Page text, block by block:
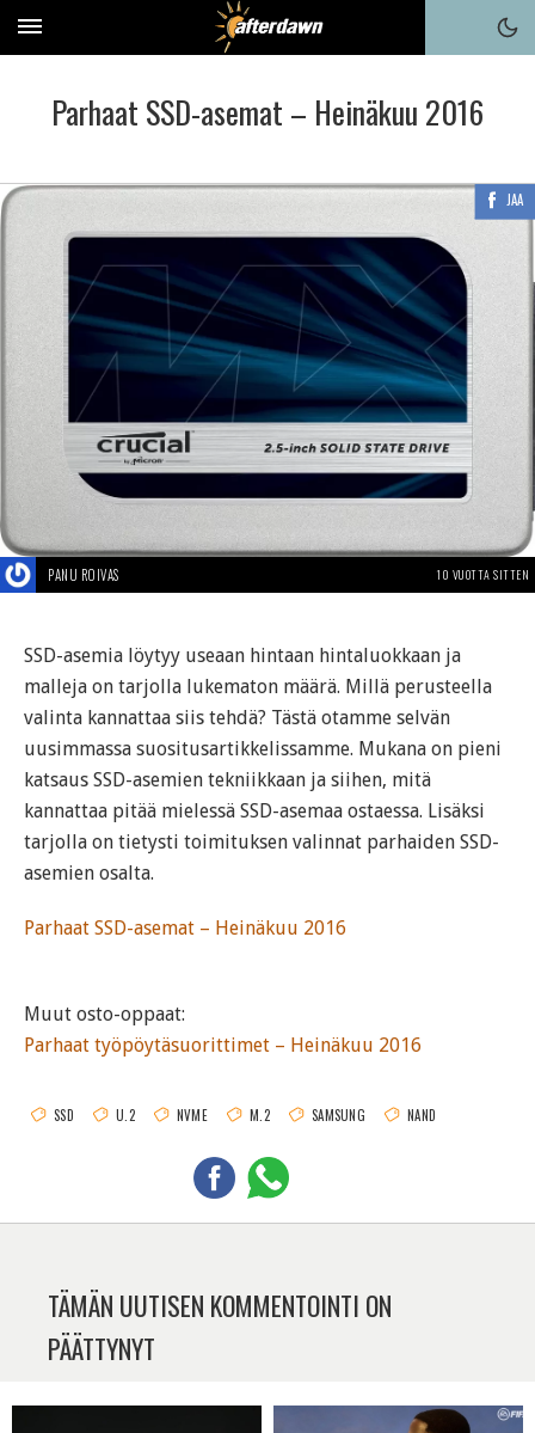
Parhaat SSD-asemat – Heinäkuu 2016
JAA
PANU ROIVAS 10 VUOTTA SITTEN
SSD-asemia löytyy useaan hintaan hintaluokkaan ja
malleja on tarjolla lukematon määrä. Millä perusteella
valinta kannattaa siis tehdä? Tästä otamme selvän
uusimmassa suositusartikkelissamme. Mukana on pieni
katsaus SSD-asemien tekniikkaan ja siihen, mitä
kannattaa pitää mielessä SSD-asemaa ostaessa. Lisäksi
tarjolla on tietysti toimituksen valinnat parhaiden SSD-
asemien osalta.
Parhaat SSD-asemat – Heinäkuu 2016
Muut osto-oppaat:
Parhaat työpöytäsuorittimet – Heinäkuu 2016
SSD U.2 NVME M.2 SAMSUNG NAND
TÄMÄN UUTISEN KOMMENTOINTI ON
PÄÄTTYNYT